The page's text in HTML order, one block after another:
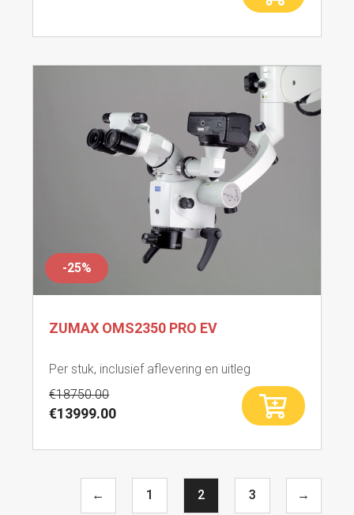
-25%
ZUMAX OMS2350 PRO EV
Per stuk, inclusief aflevering en uitleg
€18750.00
€13999.00
← 1 2 3 →